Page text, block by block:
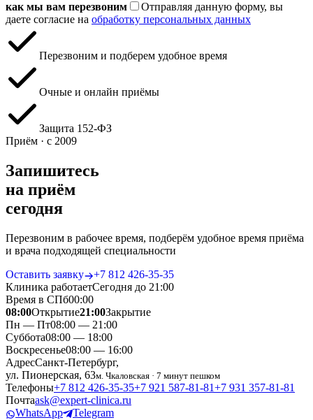
как мы вам перезвоним
Отправляя данную форму, вы
даете согласие на обработку персональных данных
Перезвоним и подберем удобное время
Очные и онлайн приёмы
Защита 152‑ФЗ
Приём · с 2009
Запишитесь
на приём
сегодня
Перезвоним в рабочее время, подберём удобное время приёма
и врача подходящей специальности
Оставить заявку
+7 812 426‑35‑35
Клиника работаетСегодня до 21:00
Время в СПб00:00
08:00Открытие21:00Закрытие
Пн — Пт08:00 — 21:00
Суббота08:00 — 18:00
Воскресенье08:00 — 16:00
АдресСанкт-Петербург,
ул. Пионерская, 63м. Чкаловская · 7 минут пешком
Телефоны+7 812 426‑35‑35+7 921 587‑81‑81+7 931 357‑81‑81
Почтаask@expert-clinica.ru
WhatsApp
Telegram